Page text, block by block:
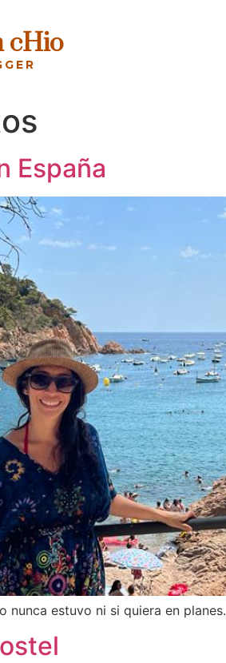
cHio
España
nunca estuvo ni si quiera en planes.